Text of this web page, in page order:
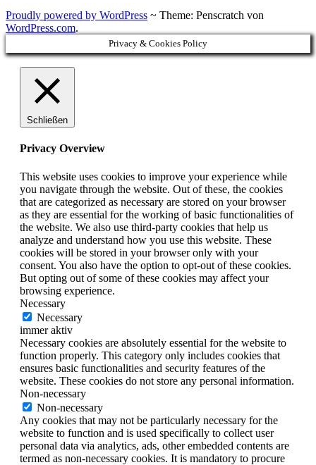
Proudly powered by WordPress ~ Theme: Penscratch von
WordPress.com.
Privacy & Cookies Policy
Schließen
Privacy Overview
This website uses cookies to improve your experience while
you navigate through the website. Out of these, the cookies
that are categorized as necessary are stored on your browser
as they are essential for the working of basic functionalities of
the website. We also use third-party cookies that help us
analyze and understand how you use this website. These
cookies will be stored in your browser only with your
consent. You also have the option to opt-out of these cookies.
But opting out of some of these cookies may affect your
browsing experience.
Necessary
Necessary
immer aktiv
Necessary cookies are absolutely essential for the website to
function properly. This category only includes cookies that
ensures basic functionalities and security features of the
website. These cookies do not store any personal information.
Non-necessary
Non-necessary
Any cookies that may not be particularly necessary for the
website to function and is used specifically to collect user
personal data via analytics, ads, other embedded contents are
termed as non-necessary cookies. It is mandatory to procure